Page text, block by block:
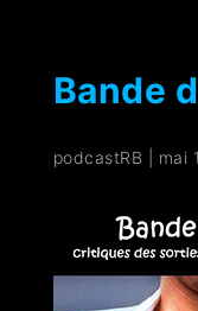
Bande
podcastRB mai